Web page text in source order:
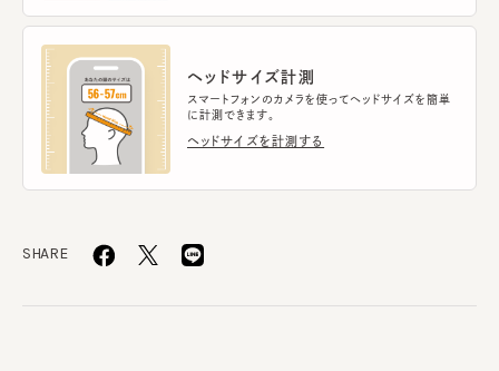
ヘッドサイズ計測
スマートフォンのカメラを使ってヘッドサイズを簡単
に計測できます。
ヘッドサイズを計測する
SHARE